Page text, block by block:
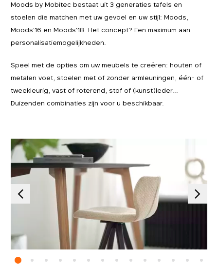
Moods by Mobitec bestaat uit 3 generaties tafels en
stoelen die matchen met uw gevoel en uw stijl: Moods,
Moods'16 en Moods'18. Het concept? Een maximum aan
personalisatiemogelijkheden.
Speel met de opties om uw meubels te creëren: houten of
metalen voet, stoelen met of zonder armleuningen, één- of
tweekleurig, vast of roterend, stof of (kunst)leder...
Duizenden combinaties zijn voor u beschikbaar.